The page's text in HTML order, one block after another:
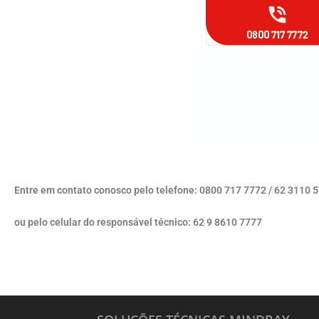
Entre em contato conosco pelo telefone: 0800 717 7772 / 62 3110
ou pelo celular do responsável técnico: 62 9 8610 7777